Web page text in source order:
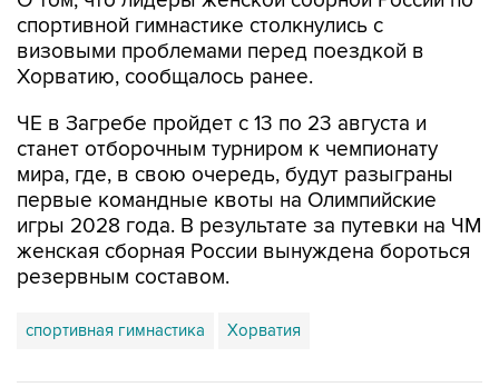
спортивной гимнастике столкнулись с
визовыми проблемами перед поездкой в
Хорватию, сообщалось ранее.
ЧЕ в Загребе пройдет с 13 по 23 августа и
станет отборочным турниром к чемпионату
мира, где, в свою очередь, будут разыграны
первые командные квоты на Олимпийские
игры 2028 года. В результате за путевки на ЧМ
женская сборная России вынуждена бороться
резервным составом.
спортивная гимнастика Хорватия